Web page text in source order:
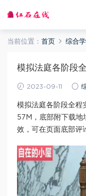
当前位置： 首页 综合学
模拟法庭各阶段
2023-09-11
模拟法庭各阶段全程
57M，底部附下载地
效，可在页面底部评